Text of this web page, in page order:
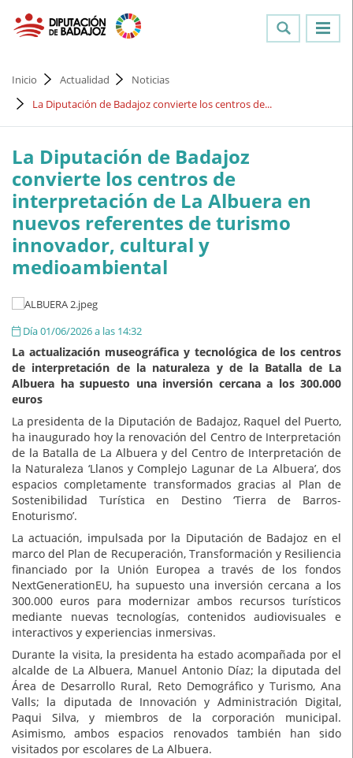
Inicio Actualidad
Noticias
La Diputación de Badajoz convierte los centros de...
La Diputación de Badajoz
convierte los centros de
interpretación de La Albuera en
nuevos referentes de turismo
innovador, cultural y
medioambiental
Día 01/06/2026 a las 14:32
La actualización museográfica y tecnológica de los centros
de interpretación de la naturaleza y de la Batalla de La
Albuera ha supuesto una inversión cercana a los 300.000
euros
La presidenta de la Diputación de Badajoz, Raquel del Puerto,
ha inaugurado hoy la renovación del Centro de Interpretación
de la Batalla de La Albuera y del Centro de Interpretación de
la Naturaleza ‘Llanos y Complejo Lagunar de La Albuera’, dos
espacios completamente transformados gracias al Plan de
Sostenibilidad Turística en Destino ‘Tierra de Barros-
Enoturismo’.
La actuación, impulsada por la Diputación de Badajoz en el
marco del Plan de Recuperación, Transformación y Resiliencia
financiado por la Unión Europea a través de los fondos
NextGenerationEU, ha supuesto una inversión cercana a los
300.000 euros para modernizar ambos recursos turísticos
mediante nuevas tecnologías, contenidos audiovisuales e
interactivos y experiencias inmersivas.
Durante la visita, la presidenta ha estado acompañada por el
alcalde de La Albuera, Manuel Antonio Díaz; la diputada del
Área de Desarrollo Rural, Reto Demográfico y Turismo, Ana
Valls; la diputada de Innovación y Administración Digital,
Paqui Silva, y miembros de la corporación municipal.
Asimismo, ambos espacios renovados también han sido
visitados por escolares de La Albuera.